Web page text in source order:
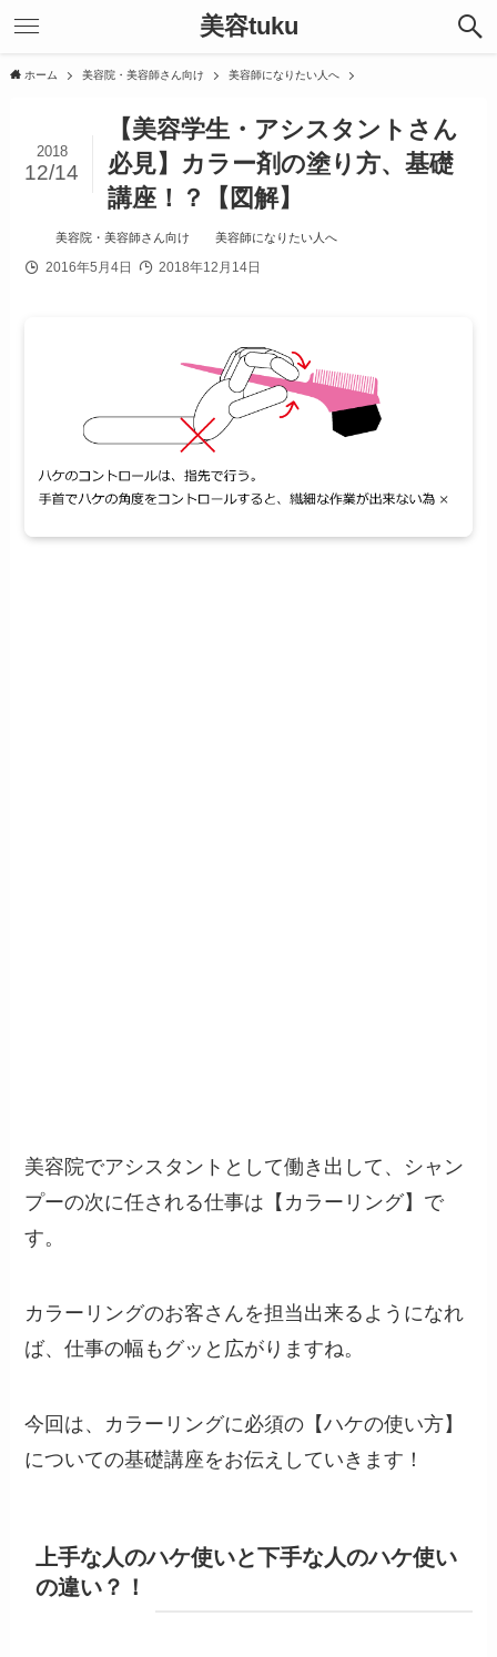
美容tuku
ホーム 美容院・美容師さん向け 美容師になりたい人へ
【美容学生・アシスタントさん
必見】カラー剤の塗り方、基礎
講座！？【図解】
2018
12/14
美容院・美容師さん向け 美容師になりたい人へ
2016年5月4日 2018年12月14日
美容院でアシスタントとして働き出して、シャン
プーの次に任される仕事は【カラーリング】で
す。
カラーリングのお客さんを担当出来るようになれ
ば、仕事の幅もグッと広がりますね。
今回は、カラーリングに必須の【ハケの使い方】
についての基礎講座をお伝えしていきます！
上手な人のハケ使いと下手な人のハケ使い
の違い？！